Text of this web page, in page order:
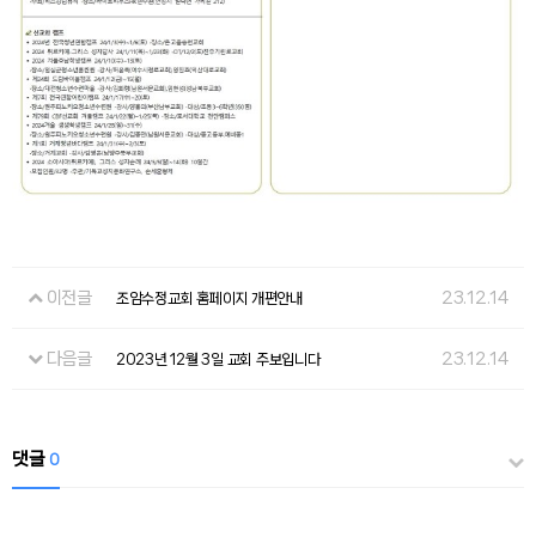
이전글 조암수정교회 홈페이지 개편안내 23.12.14
다음글 2023년 12월 3일 교회 주보입니다 23.12.14
댓글 0